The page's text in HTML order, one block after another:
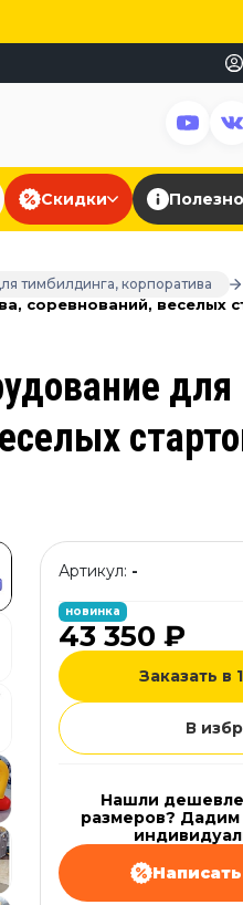
Скидки
тимбилдинга, корпоратива
соревнований, веселых
для
Артикул: -
новинка
43 350 ₽
Заказать в
В
Нашли
размеров?